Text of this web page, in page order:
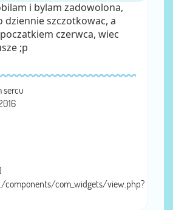
i bylam zadowolona,
dziennie szczotkowac, a
czerwca, wiec
;p
sercu
com_widgets/view.php?